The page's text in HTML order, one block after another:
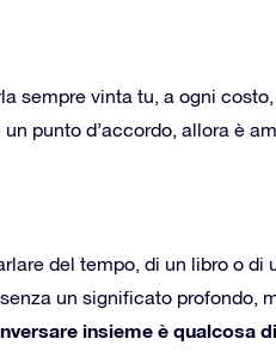
sempre vinta tu, a ogni
punto d’accordo, allora è
del tempo, di un libro o di
un significato profondo,
insieme è qualcosa